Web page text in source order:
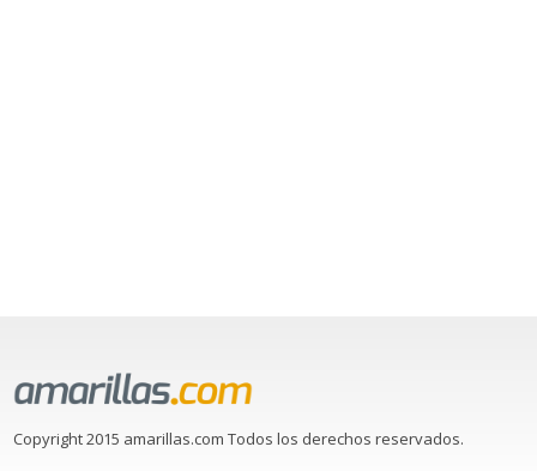
Copyright 2015 amarillas.com Todos los derechos reservados.